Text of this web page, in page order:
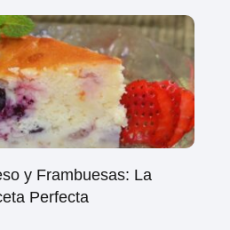
y Frambuesas: La
Perfecta